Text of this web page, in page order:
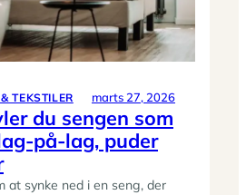
madrasser
TEKSTILER marts 27, 2026
du sengen som
på-lag, puder
at synke ned i en seng, der